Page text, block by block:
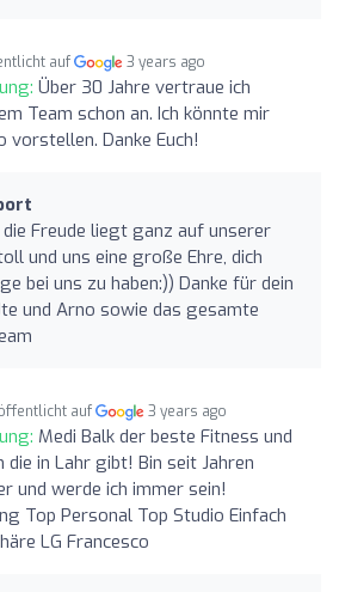
auf 3 years ago
Über 30 Jahre vertraue ich
Team schon an. Ich könnte mir
vorstellen. Danke Euch!
die Freude liegt ganz auf unserer
und uns eine große Ehre, dich
bei uns zu haben:)) Danke für dein
und Arno sowie das gesamte
auf 3 years ago
Medi Balk der beste Fitness und
die in Lahr gibt! Bin seit Jahren
und werde ich immer sein!
Top Personal Top Studio Einfach
LG Francesco